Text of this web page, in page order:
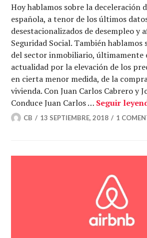
Hoy hablamos sobre la deceleración
española, a tenor de los últimos
desestacionalizados de desempleo y
Seguridad Social. También
del sector inmobiliario, últimamente
actualidad por la elevación de los
en cierta menor medida, de la
vivienda. Con Juan Carlos Cabrero y
Conduce Juan Carlos … Seguir
CB 13 SEPTIEMBRE, 2018 1